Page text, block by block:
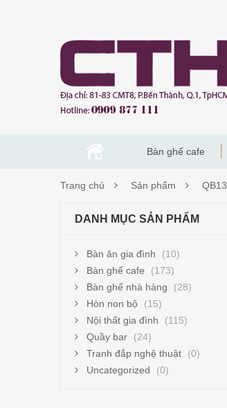
Bàn ghế cafe
Trang chủ Sản phẩm QB13
DANH MỤC SẢN PHẨM
Bàn ăn gia đình
(10)
Bàn ghế cafe
(173)
Bàn ghế nhà hàng
(28)
Hòn non bộ
(15)
Nội thất gia đình
(115)
Quầy bar
(24)
Tranh đắp nghệ thuật
(0)
Uncategorized
(0)